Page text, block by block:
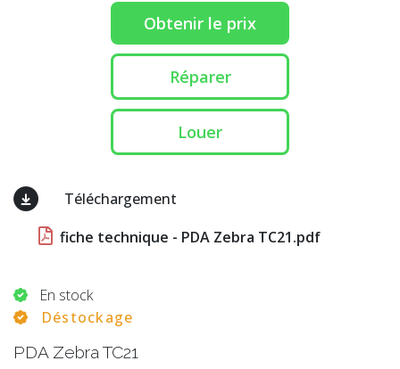
Obtenir le prix
Réparer
Louer
Téléchargement
fiche technique - PDA Zebra TC21.pdf
En stock
Déstockage
PDA Zebra TC21